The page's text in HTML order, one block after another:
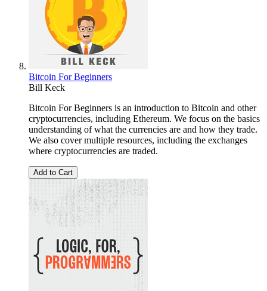
Bitcoin For Beginners
Bill Keck
Bitcoin For Beginners is an introduction to Bitcoin and other
cryptocurrencies, including Ethereum. We focus on the basics
understanding of what the currencies are and how they trade.
We also cover multiple resources, including the exchanges
where cryptocurrencies are traded.
Add to Cart